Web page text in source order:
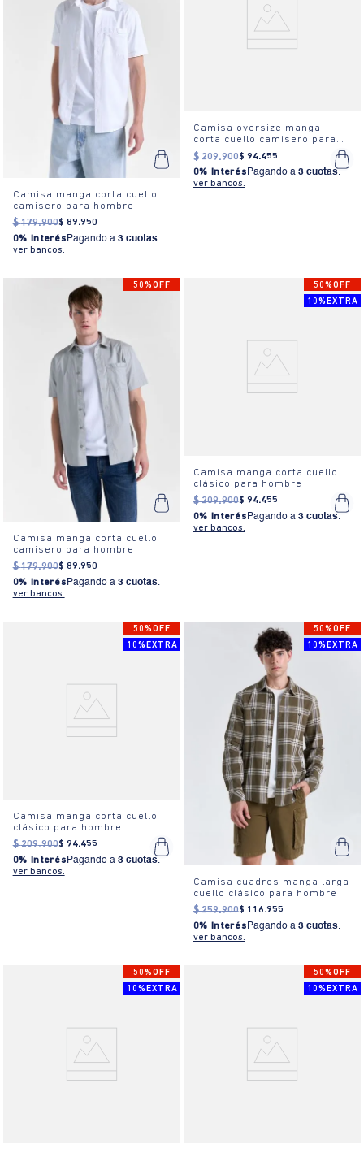
Camisa manga corta cuello
camisero para hombre
$ 179.900$ 89.950
0% Interés Pagando a 3 cuotas.
ver bancos.
Camisa oversize manga
corta cuello camisero para
hombre
$ 209.900$ 94.455
0% InterésPagando a 3 cuotas.
ver bancos.
50%OFF
Camisa manga corta cuello
camisero para hombre
$ 179.900$ 89.950
0% Interés Pagando a 3 cuotas.
ver bancos.
50%OFF
10%EXTRA
Camisa manga corta cuello
clásico para hombre
$ 209.900$ 94.455
0% Interés Pagando a 3 cuotas.
ver bancos.
50%OFF
10%EXTRA
Camisa manga corta cuello
clásico para hombre
$ 209.900$ 94.455
0% Interés Pagando a 3 cuotas.
ver bancos.
50%OFF
10%EXTRA
Camisa cuadros manga larga
cuello clásico para hombre
$ 259.900$ 116.955
0% Interés Pagando a 3 cuotas.
ver bancos.
50%OFF
10%EXTRA
50%OFF
10%EXTRA